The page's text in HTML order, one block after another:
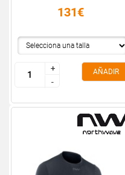
131€
+
-
+
-
AÑADIR